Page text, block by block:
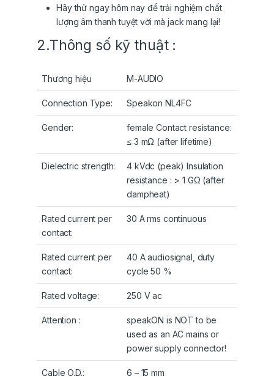
Hãy thử ngay hôm nay để trải nghiệm chất
lượng âm thanh tuyệt vời mà jack mang lại!
2.Thông số kỹ thuật :
Thương hiệu M-AUDIO
Connection Type: Speakon NL4FC
Gender:
female Contact resistance:
≤ 3 mΩ (after lifetime)
Dielectric strength:
4 kVdc (peak) Insulation
resistance : > 1 GΩ (after
dampheat)
Rated current per
contact:
30 A rms continuous
Rated current per
contact:
40 A audiosignal, duty
cycle 50 %
Rated voltage: 250 V ac
Attention :
speakON is NOT to be
used as an AC mains or
power supply connector!
Cable O.D.: 6 – 15 mm